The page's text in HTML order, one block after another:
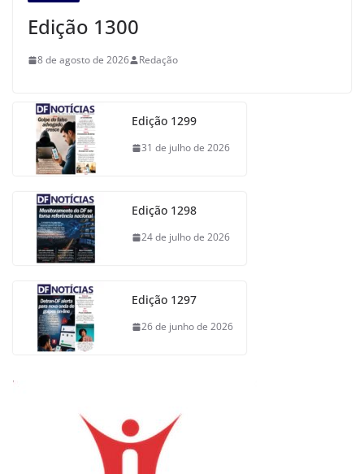
Edição 1300
8 de agosto de 2026 Redação
Edição 1299
31 de julho de 2026
Edição 1298
24 de julho de 2026
Edição 1297
26 de junho de 2026